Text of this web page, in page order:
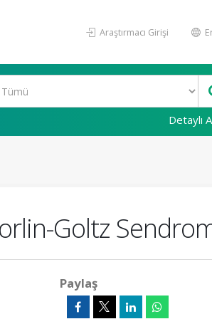
Araştırmacı Girişi
Detaylı
Goltz
Paylaş